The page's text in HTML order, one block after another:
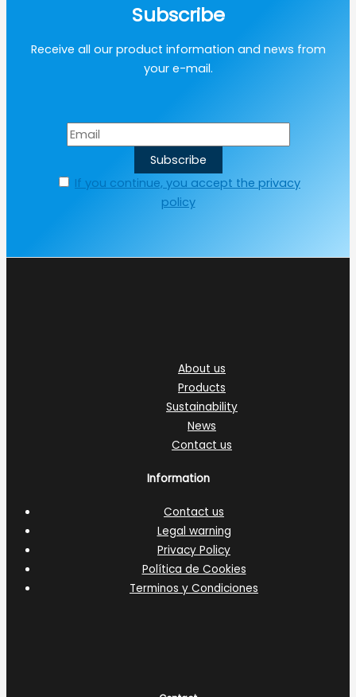
Subscribe
Receive all our product information and news from
your e-mail.
If you continue, you accept the privacy
policy
About us
Products
Sustainability
News
Contact us
Information
Contact us
Legal warning
Privacy Policy
Política de Cookies
Terminos y Condiciones